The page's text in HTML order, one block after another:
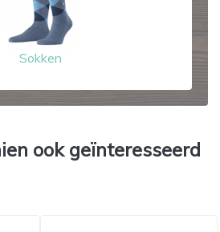
Sokken
ook geïnteresseerd